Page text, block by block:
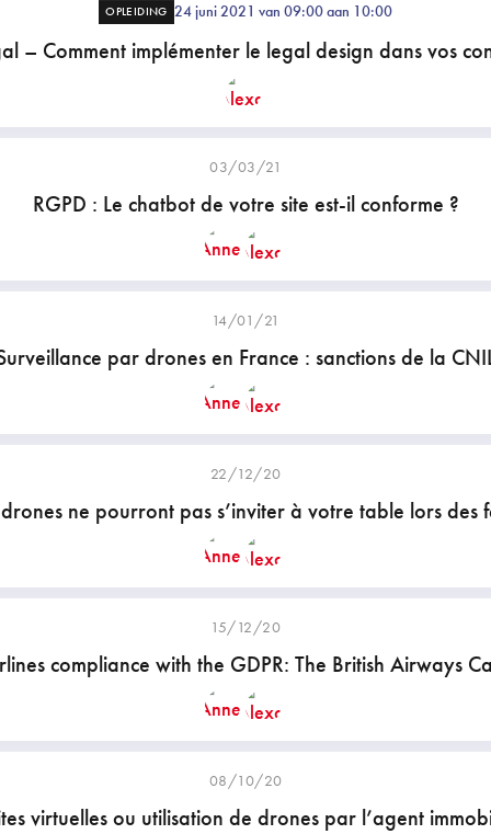
OPLEIDING 24 juni 2021 van 09:00 aan 10:00
– Comment implémenter le legal design dans vos
03/03/21
RGPD : Le chatbot de votre site est-il conforme ?
14/01/21
par drones en France : sanctions de la
22/12/20
ne pourront pas s’inviter à votre table lors des
15/12/20
compliance with the GDPR: The British Airways
08/10/20
virtuelles ou utilisation de drones par l’agent